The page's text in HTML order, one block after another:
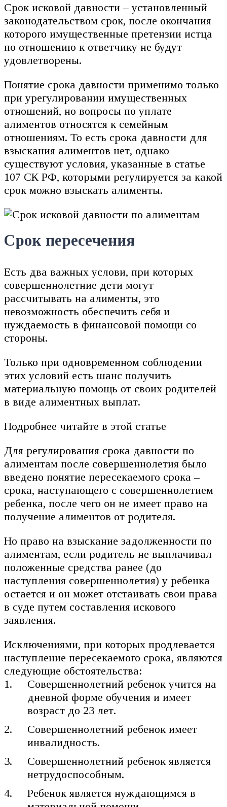
Срок исковой давности – установленный
законодательством срок, после окончания
которого имущественные претензии истца
по отношению к ответчику не будут
удовлетворены.
Понятие срока давности применимо только
при урегулировании имущественных
отношений, но вопросы по уплате
алиментов относятся к семейным
отношениям. То есть срока давности для
взыскания алиментов нет, однако
существуют условия, указанные в статье
107 СК РФ, которыми регулируется за какой
срок можно взыскать алименты.
Срок пересечения
Есть два важных услови, при которых
совершеннолетние дети могут
рассчитывать на алименты, это
невозможность обеспечить себя и
нуждаемость в финансовой помощи со
стороны.
Только при одновременном соблюдении
этих условий есть шанс получить
материальную помощь от своих родителей
в виде алиментных выплат.
Подробнее читайте в этой статье
Для регулирования срока давности по
алиментам после совершеннолетия было
введено понятие пересекаемого срока –
срока, наступающего с совершеннолетием
ребенка, после чего он не имеет право на
получение алиментов от родителя.
Но право на взыскание задолженности по
алиментам, если родитель не выплачивал
положенные средства ранее (до
наступления совершеннолетия) у ребенка
остается и он может отстаивать свои права
в суде путем составления искового
заявления.
Исключениями, при которых продлевается
наступление пересекаемого срока, являются
следующие обстоятельства:
Совершеннолетний ребенок учится на
дневной форме обучения и имеет
возраст до 23 лет.
Совершеннолетний ребенок имеет
инвалидность.
Совершеннолетний ребенок является
нетрудоспособным.
Ребенок является нуждающимся в